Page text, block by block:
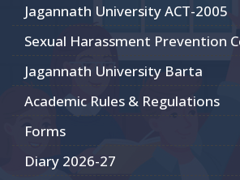
Jagannath University ACT-2005
Sexual Harassment Prevention
Jagannath University Barta
Academic Rules & Regulations
Forms
Diary 2026-27